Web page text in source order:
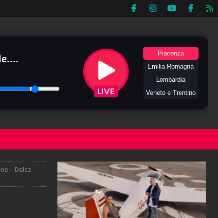
Piacenza
Emilia Romagna
Lombardia
Veneto e Trentino
– Dolce